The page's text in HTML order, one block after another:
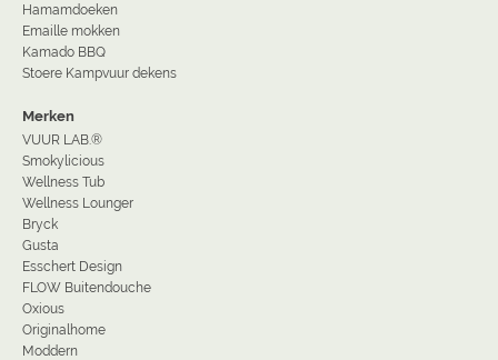
Hamamdoeken
Emaille mokken
Kamado BBQ
Stoere Kampvuur dekens
Merken
VUUR LAB.®
Smokylicious
Wellness Tub
Wellness Lounger
Bryck
Gusta
Esschert Design
FLOW Buitendouche
Oxious
Originalhome
Moddern